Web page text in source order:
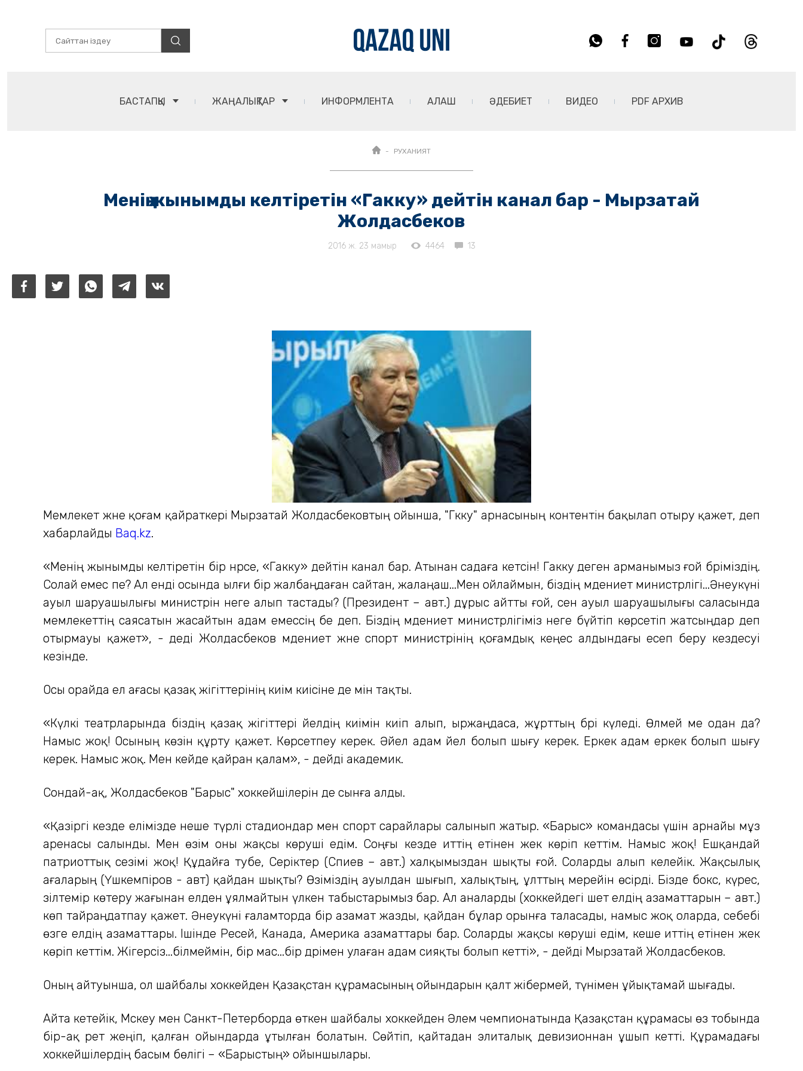
БАСТАПҚЫ ЖАҢАЛЫҚТАР ИНФОРМЛЕНТА АЛАШ ӘДЕБИЕТ ВИДЕО PDF АРХИВ
РУХАНИЯТ
Менің жынымды келтіретін «Гакку» дейтін канал бар - Мырзатай
Жолдасбеков
2016 ж. 23 мамыр 4464 13
Мемлекет және қоғам қайраткері Мырзатай Жолдасбековтың ойынша, "Гәкку" арнасының контентін бақылап отыру қажет, деп
хабарлайды Baq.kz.
«Менің жынымды келтіретін бір нәрсе, «Гакку» дейтін канал бар. Атынан садаға кетсін! Гакку деген арманымыз ғой бәріміздің.
Солай емес пе? Ал енді осында ылғи бір жалбаңдаған сайтан, жалаңаш...Мен ойлаймын, біздің мәдениет министрлігі...Әнеукүні
ауыл шаруашылығы министрін неге алып тастады? (Президент – авт.) дұрыс айтты ғой, сен ауыл шаруашылығы саласында
мемлекеттің саясатын жасайтын адам емессің бе деп. Біздің мәдениет министрлігіміз неге бүйтіп көрсетіп жатсыңдар деп
отырмауы қажет», - деді Жолдасбеков мәдениет және спорт министрінің қоғамдық кеңес алдындағы есеп беру кездесуі
кезінде.
Осы орайда ел ағасы қазақ жігіттерінің киім киісіне де мін тақты.
«Күлкі театрларында біздің қазақ жігіттері әйелдің киімін киіп алып, ыржаңдаса, жұрттың бәрі күледі. Өлмей ме одан да?
Намыс жоқ! Осының көзін құрту қажет. Көрсетпеу керек. Әйел адам әйел болып шығу керек. Еркек адам еркек болып шығу
керек. Намыс жоқ. Мен кейде қайран қалам», - дейді академик.
Сондай-ақ, Жолдасбеков "Барыс" хоккейшілерін де сынға алды.
«Қазіргі кезде елімізде неше түрлі стадиондар мен спорт сарайлары салынып жатыр. «Барыс» командасы үшін арнайы мұз
аренасы салынды. Мен өзім оны жақсы көруші едім. Соңғы кезде иттің етінен жек көріп кеттім. Намыс жоқ! Ешқандай
патриоттық сезімі жоқ! Құдайға тәубе, Серіктер (Сәпиев – авт.) халқымыздан шықты ғой. Соларды алып келейік. Жақсылық
ағаларың (Үшкемпіров - авт) қайдан шықты? Өзіміздің ауылдан шығып, халықтың, ұлттың мерейін өсірді. Бізде бокс, күрес,
зілтемір көтеру жағынан елден ұялмайтын үлкен табыстарымыз бар. Ал аналарды (хоккейдегі шет елдің азаматтарын – авт.)
көп тайраңдатпау қажет. Әнеукүні ғаламторда бір азамат жазды, қайдан бұлар орынға таласады, намыс жоқ оларда, себебі
өзге елдің азаматтары. Ішінде Ресей, Канада, Америка азаматтары бар. Соларды жақсы көруші едім, кеше иттің етінен жек
көріп кеттім. Жігерсіз...білмеймін, бір мас...бір дәрімен улаған адам сияқты болып кетті», - дейді Мырзатай Жолдасбеков.
Оның айтуынша, ол шайбалы хоккейден Қазақстан құрамасының ойындарын қалт жібермей, түнімен ұйықтамай шығады.
Айта кетейік, Мәскеу мен Санкт-Петерборда өткен шайбалы хоккейден Әлем чемпионатында Қазақстан құрамасы өз тобында
бір-ақ рет жеңіп, қалған ойындарда ұтылған болатын. Сөйтіп, қайтадан элиталық девизионнан ұшып кетті. Құрамадағы
хоккейшілердің басым бөлігі – «Барыстың» ойыншылары.